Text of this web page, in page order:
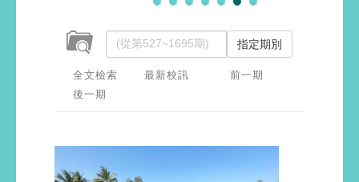
指定期別
全文檢索 最新校訊
前一期
後一期